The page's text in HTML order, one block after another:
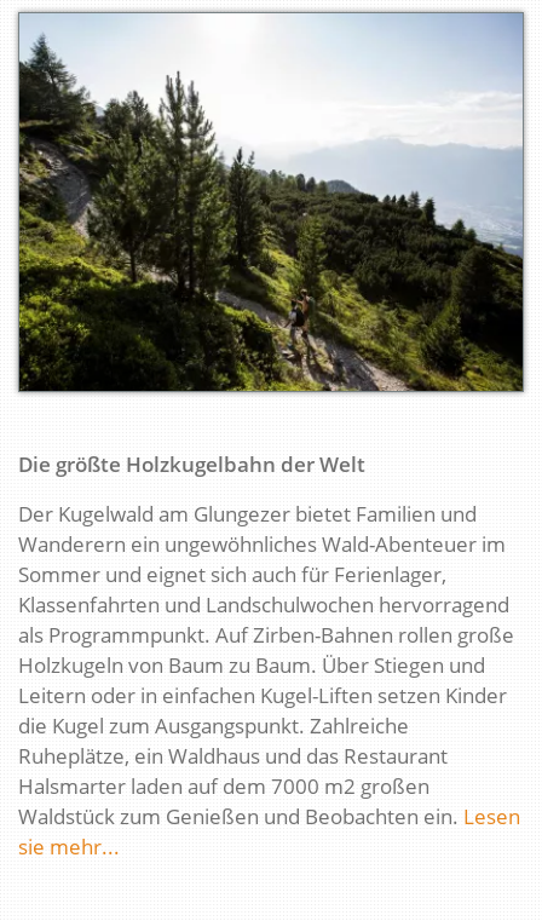
Die größte Holzkugelbahn der Welt
Der Kugelwald am Glungezer bietet Familien und
Wanderern ein ungewöhnliches Wald-Abenteuer im
Sommer und eignet sich auch für Ferienlager,
Klassenfahrten und Landschulwochen hervorragend
als Programmpunkt. Auf Zirben-Bahnen rollen große
Holzkugeln von Baum zu Baum. Über Stiegen und
Leitern oder in einfachen Kugel-Liften setzen Kinder
die Kugel zum Ausgangspunkt. Zahlreiche
Ruheplätze, ein Waldhaus und das Restaurant
Halsmarter laden auf dem 7000 m2 großen
Waldstück zum Genießen und Beobachten ein. Lesen
sie mehr...